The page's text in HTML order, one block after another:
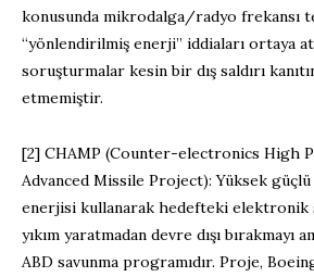
konusunda mikrodalga/radyo frekansı
“yönlendirilmiş enerji” iddiaları ortaya
soruşturmalar kesin bir dış saldırı
etmemiştir.
[2] CHAMP (Counter-electronics High
Advanced Missile Project): Yüksek
enerjisi kullanarak hedefteki
yıkım yaratmadan devre dışı bırakmayı
ABD savunma programıdır. Proje,